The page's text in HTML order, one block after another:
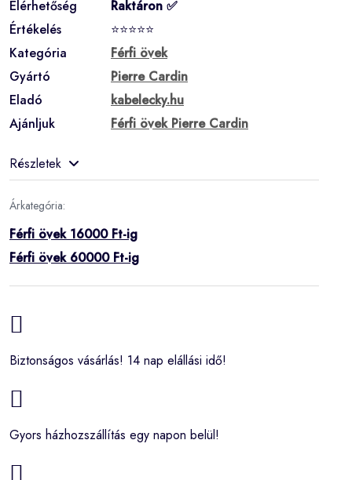
Elérhetőség
Raktáron ✅
Értékelés
⭐⭐⭐⭐⭐
Kategória
Férfi övek
Gyártó
Pierre Cardin
Eladó
kabelecky.hu
Ajánljuk
Férfi övek Pierre Cardin
Részletek
Árkategória:
Férfi övek 16000 Ft-ig
Férfi övek 60000 Ft-ig
Biztonságos vásárlás! 14 nap elállási idő!
Gyors házhozszállítás egy napon belül!